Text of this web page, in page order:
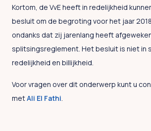
Kortom, de VvE heeft in redelijkheid
besluit om de begroting voor het jaar
ondanks dat zij jarenlang heeft
splitsingsreglement. Het besluit is niet in
redelijkheid en billijkheid.
Voor vragen over dit onderwerp kunt u
metAli El Fathi.